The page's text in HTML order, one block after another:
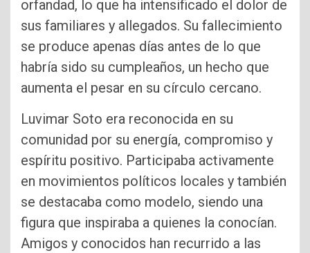
orfandad, lo que ha intensificado el dolor de
sus familiares y allegados. Su fallecimiento
se produce apenas días antes de lo que
habría sido su cumpleaños, un hecho que
aumenta el pesar en su círculo cercano.
Luvimar Soto era reconocida en su
comunidad por su energía, compromiso y
espíritu positivo. Participaba activamente
en movimientos políticos locales y también
se destacaba como modelo, siendo una
figura que inspiraba a quienes la conocían.
Amigos y conocidos han recurrido a las